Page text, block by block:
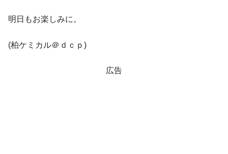
『Money1』
在韓米国大使スティールが着韓！⇒ さっそ
ドを掲げる「在韓反米勢力」
ータセンター整備」⇒ だから無理だってば。
明日もお楽しみに。
(柏ケミカル＠ｄｃｐ)
広告